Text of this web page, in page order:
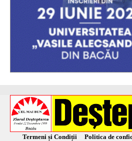
Termeni și Condiții Politica de